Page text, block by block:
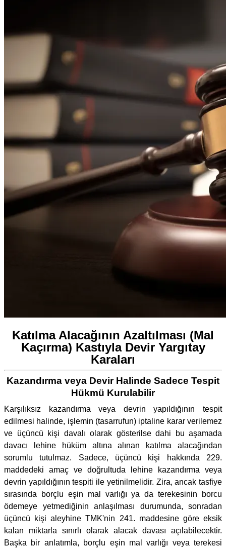
Katılma Alacağının Azaltılması (Mal
Kaçırma) Kastıyla Devir Yargıtay
Karaları
Kazandırma veya Devir Halinde Sadece Tespit
Hükmü Kurulabilir
Karşılıksız kazandırma veya devrin yapıldığının tespit
edilmesi halinde, işlemin (tasarrufun) iptaline karar verilemez
ve üçüncü kişi davalı olarak gösterilse dahi bu aşamada
davacı lehine hüküm altına alınan katılma alacağından
sorumlu tutulmaz. Sadece, üçüncü kişi hakkında 229.
maddedeki amaç ve doğrultuda lehine kazandırma veya
devrin yapıldığının tespiti ile yetinilmelidir. Zira, ancak tasfiye
sırasında borçlu eşin mal varlığı ya da terekesinin borcu
ödemeye yetmediğinin anlaşılması durumunda, sonradan
üçüncü kişi aleyhine TMK'nin 241. maddesine göre eksik
kalan miktarla sınırlı olarak alacak davası açılabilecektir.
Başka bir anlatımla, borçlu eşin mal varlığı veya terekesi